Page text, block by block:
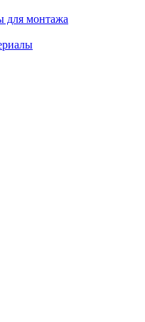
для монтажа